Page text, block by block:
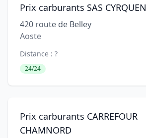
Prix carburants SAS CYRQUEN
420 route de Belley
Aoste
Distance : ?
24/24
Prix carburants CARREFOUR
CHAMNORD